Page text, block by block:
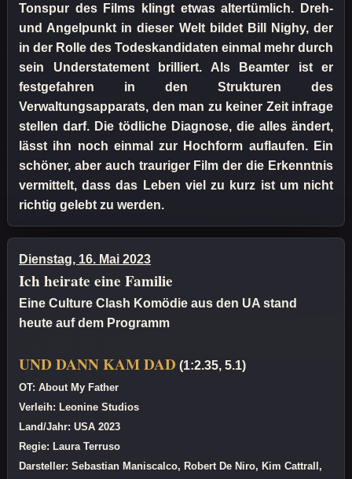
Tonspur des Films klingt etwas altertümlich. Dreh-
und Angelpunkt in dieser Welt bildet Bill Nighy, der
in der Rolle des Todeskandidaten einmal mehr durch
sein Understatement brilliert. Als Beamter ist er
festgefahren in den Strukturen des
Verwaltungsapparats, den man zu keiner Zeit infrage
stellen darf. Die tödliche Diagnose, die alles ändert,
lässt ihn noch einmal zur Hochform auflaufen. Ein
schöner, aber auch trauriger Film der die Erkenntnis
vermittelt, dass das Leben viel zu kurz ist um nicht
richtig gelebt zu werden.
Dienstag, 16. Mai 2023
Ich heirate eine Familie
Eine Culture Clash Komödie aus den UA stand
heute auf dem Programm
UND DANN KAM DAD (1:2.35, 5.1)
OT: About My Father
Verleih: Leonine Studios
Land/Jahr: USA 2023
Regie: Laura Terruso
Darsteller: Sebastian Maniscalco, Robert De Niro, Kim Cattrall,